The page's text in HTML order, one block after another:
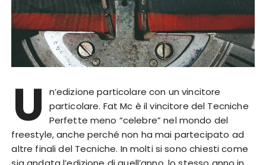
U
n’edizione particolare con un vincitore
particolare. Fat Mc è il vincitore del Tecniche
Perfette meno “celebre” nel mondo del
freestyle, anche perché non ha mai partecipato ad
altre finali del Tecniche. In molti si sono chiesti come